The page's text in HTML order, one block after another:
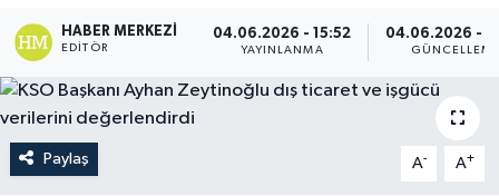
HABER MERKEZI
EDITÖR
04.06.2026 - 15:52
YAYINLANMA
04.06.2026 -
Paylaş A- A+